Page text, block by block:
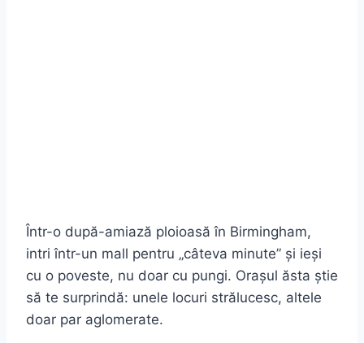
Într-o după-amiază ploioasă în Birmingham,
intri într-un mall pentru „câteva minute” și ieși
cu o poveste, nu doar cu pungi. Orașul ăsta știe
să te surprindă: unele locuri strălucesc, altele
doar par aglomerate.